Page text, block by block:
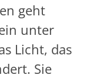
geht
unter
Licht, das
Sie